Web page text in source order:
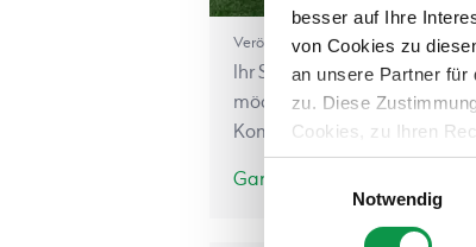
besser auf Ihre
von Cookies zu
an unsere Partner für
zu. Diese
Cookies, zu Ihren
teilweise
Notwendig
Veröffentlicht am 23.11.2022 13:25
Ihr Sohn ist bereits alt genug
möchten nun ein zweites
Kommt…
Ganzer Artikel